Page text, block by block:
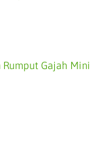
Rumput Gajah Mini